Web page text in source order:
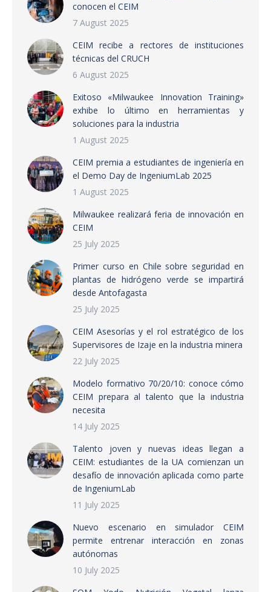
conocen el CEIM
7 August 2025
CEIM recibe a rectores de instituciones
técnicas del CRUCH
6 August 2025
Exitoso «Milwaukee Innovation Training»
exhibe lo último en herramientas y
soluciones para la industria
1 August 2025
CEIM premia a estudiantes de ingeniería en
el Demo Day de IngeniumLab 2025
1 August 2025
Milwaukee realizará feria de innovación en
CEIM
25 July 2025
Primer curso en Chile sobre seguridad en
plantas de hidrógeno verde se impartirá
desde Antofagasta
25 July 2025
CEIM Asesorías y el rol estratégico de los
Supervisores de Izaje en la industria minera
22 July 2025
Modelo formativo 70/20/10: conoce cómo
CEIM prepara al talento que la industria
necesita
14 July 2025
Talento joven y nuevas ideas llegan a
CEIM: estudiantes de la UA comienzan un
desafío de innovación aplicada como parte
de IngeniumLab
11 July 2025
Nuevo escenario en simulador CEIM
permite entrenar interacción en zonas
autónomas
10 July 2025